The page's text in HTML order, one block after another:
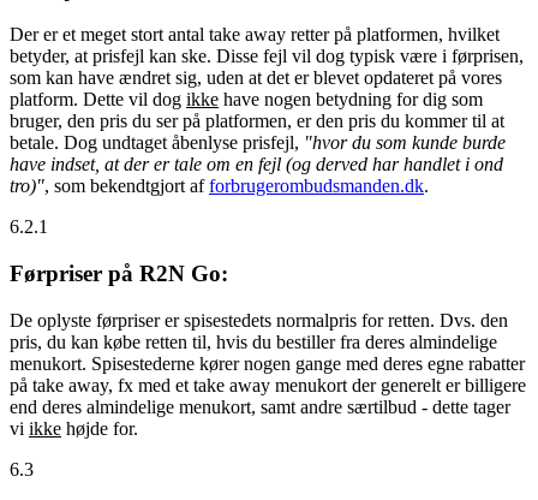
Der er et meget stort antal take away retter på platformen, hvilket
betyder, at prisfejl kan ske. Disse fejl vil dog typisk være i førprisen,
som kan have ændret sig, uden at det er blevet opdateret på vores
platform. Dette vil dog ikke have nogen betydning for dig som
bruger, den pris du ser på platformen, er den pris du kommer til at
betale. Dog undtaget åbenlyse prisfejl, "hvor du som kunde burde
have indset, at der er tale om en fejl (og derved har handlet i ond
tro)", som bekendtgjort afforbrugerombudsmanden.dk.
6.2.1
Førpriser på R2N Go:
De oplyste førpriser er spisestedets normalpris for retten. Dvs. den
pris, du kan købe retten til, hvis du bestiller fra deres almindelige
menukort. Spisestederne kører nogen gange med deres egne rabatter
på take away, fx med et take away menukort der generelt er billigere
end deres almindelige menukort, samt andre særtilbud - dette tager
vi ikke højde for.
6.3